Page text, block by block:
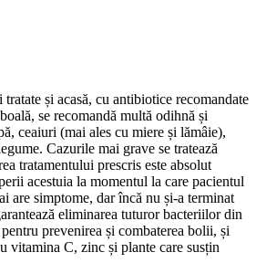
și acasă, cu antibiotice recomandate
se recomandă multă odihnă și
ceaiuri (mai ales cu miere și lămâie),
Cazurile mai grave se tratează
tratamentului prescris este absolut
acestuia la momentul la care pacientul
are simptome, dar încă nu și-a terminat
eliminarea tuturor bacteriilor din
prevenirea și combaterea bolii, și
vitamina C, zinc și plante care susțin